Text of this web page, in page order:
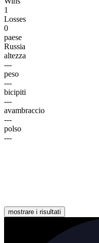
1
Losses
0
paese
Russia
altezza
---
peso
---
bicipiti
---
avambraccio
---
polso
---
mostrare i risultati